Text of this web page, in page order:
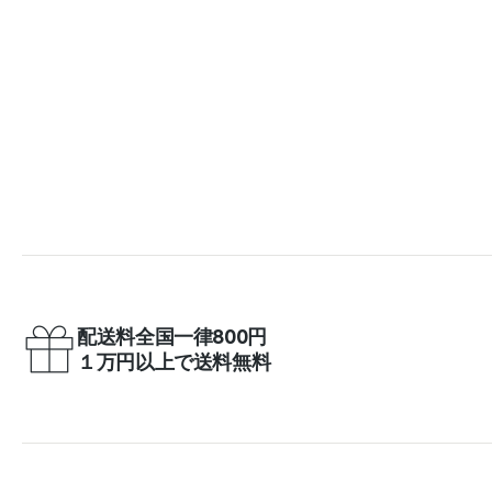
配送料全国一律800円
１万円以上で送料無料